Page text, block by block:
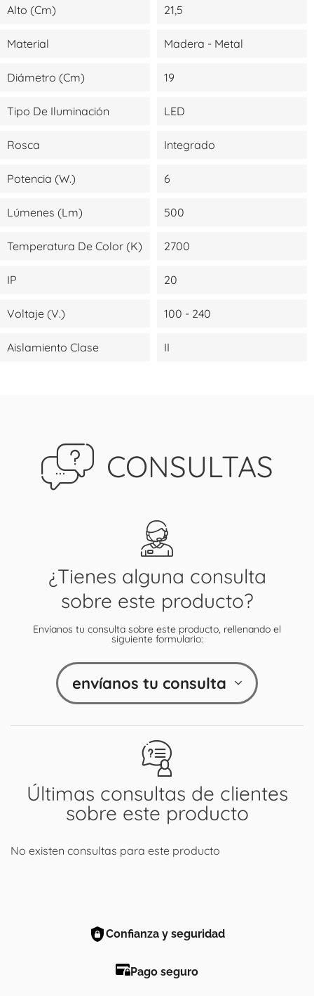
Alto (cm) 21,5
Material Madera - Metal
Diámetro (cm) 19
Tipo De Iluminación LED
Rosca Integrado
Potencia (W.) 6
Lúmenes (lm) 500
Temperatura De Color (K) 2700
IP 20
Voltaje (V.) 100 - 240
Aislamiento Clase II
CONSULTAS
Últimas consultas de clientes
sobre este producto
No existen consultas para este producto
¿Tienes alguna consulta
sobre este producto?
Envíanos tu consulta sobre este producto, rellenando el
siguiente formulario:
envíanos tu consulta
Confianza y seguridad
Pago seguro